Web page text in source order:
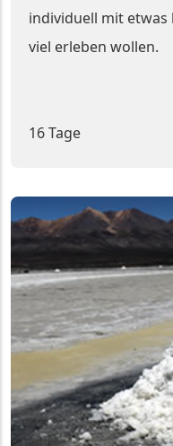
individuell mit
viel erleben wollen.
16 Tage